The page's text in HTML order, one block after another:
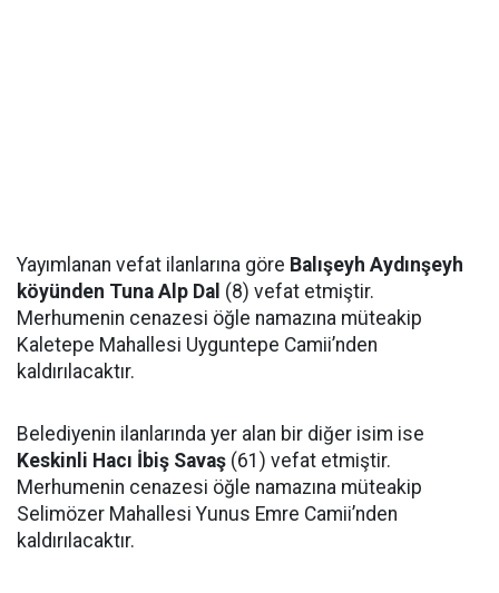
Yayımlanan vefat ilanlarına göre Balışeyh Aydınşeyh
köyünden Tuna Alp Dal (8) vefat etmiştir.
Merhumenin cenazesi öğle namazına müteakip
Kaletepe Mahallesi Uyguntepe Camii’nden
kaldırılacaktır.
Belediyenin ilanlarında yer alan bir diğer isim ise
Keskinli Hacı İbiş Savaş (61) vefat etmiştir.
Merhumenin cenazesi öğle namazına müteakip
Selimözer Mahallesi Yunus Emre Camii’nden
kaldırılacaktır.